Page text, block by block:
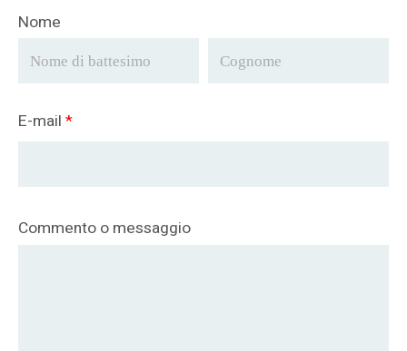
Nome
E-mail *
Commento o messaggio